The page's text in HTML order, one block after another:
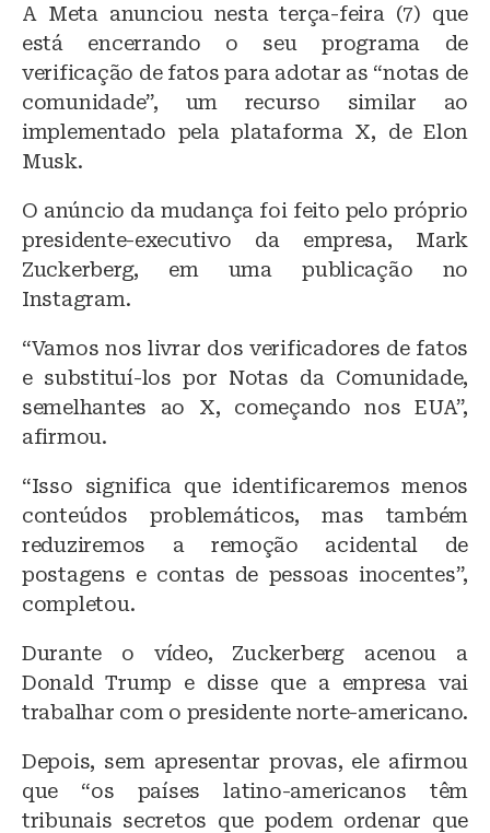
e
s
k
y
c
e
b
o
k
at
s
A
p
A Meta anunciou nesta terça-feira (7) que
está encerrando o seu programa de
verificação de fatos para adotar as “notas de
comunidade”, um recurso similar ao
implementado pela plataforma X, de Elon
Musk.
O anúncio da mudança foi feito pelo próprio
presidente-executivo da empresa, Mark
Zuckerberg, em uma publicação no
Instagram.
“Vamos nos livrar dos verificadores de fatos
e substituí-los por Notas da Comunidade,
semelhantes ao X, começando nos EUA”,
afirmou.
“Isso significa que identificaremos menos
conteúdos problemáticos, mas também
reduziremos a remoção acidental de
postagens e contas de pessoas inocentes”,
completou.
Durante o vídeo, Zuckerberg acenou a
Donald Trump e disse que a empresa vai
trabalhar com o presidente norte-americano.
Depois, sem apresentar provas, ele afirmou
que “os países latino-americanos têm
tribunais secretos que podem ordenar que